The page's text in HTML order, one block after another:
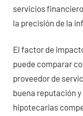
servicios
la precisión de la
El factor de
puede comparar
proveedor de
buena reputación
hipotecarias